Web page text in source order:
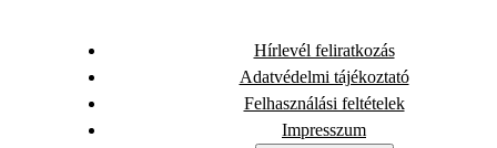
Hírlevél feliratkozás
Adatvédelmi tájékoztató
Felhasználási feltételek
Impresszum